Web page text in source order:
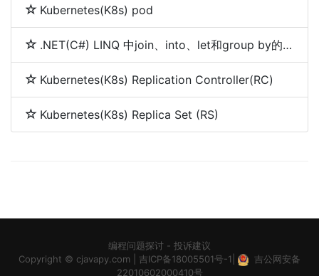
Kubernetes(K8s) pod
.NET(C#) LINQ 中join、into、let和group by的使用
Kubernetes(K8s) Replication Controller(RC)
Kubernetes(K8s) Replica Set (RS)
编程问题探讨 - 投诉建议
Copyright © cjavapy.com 吉ICP备18005501号-1
吉公网安备
22010602000410号